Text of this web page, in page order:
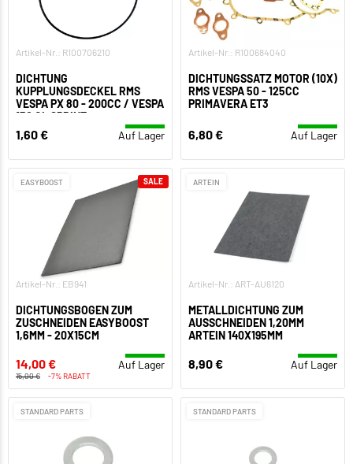
Artikel-Nr.: R100706210
DICHTUNG
KUPPLUNGSDECKEL RMS
VESPA PX 80 - 200CC / VESPA
150 GL SPRINT
1,60 € Auf Lager
Artikel-Nr.: R100684040
DICHTUNGSSATZ MOTOR (10X)
RMS VESPA 50 - 125CC
PRIMAVERA ET3
6,80 € Auf Lager
EASYBOOST
Artikel-Nr.: EB941
DICHTUNGSBOGEN ZUM
ZUSCHNEIDEN EASYBOOST
1,6MM - 20X15CM
14,00 € Auf Lager
15,00 € -7% RABATT
SALE ARTEIN
Artikel-Nr.: ART-AU6120
METALLDICHTUNG ZUM
AUSSCHNEIDEN 1,20MM
ARTEIN 140X195MM
8,90 € Auf Lager
STANDARD PARTS STANDARD PARTS